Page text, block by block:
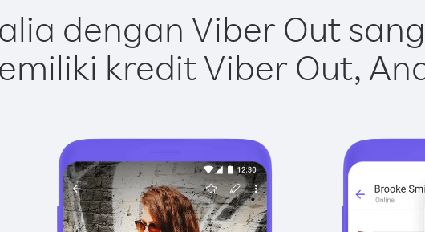
dengan Viber Out
kredit Viber Out,